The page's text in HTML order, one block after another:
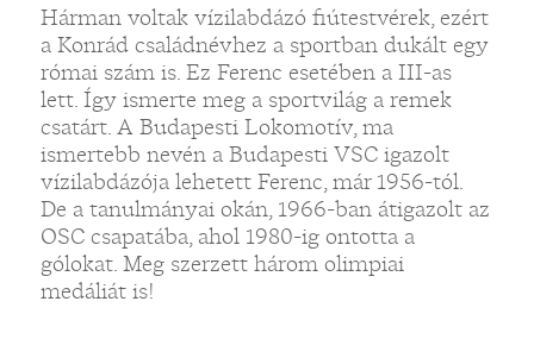
Hárman voltak vízilabdázó fiútestvérek, ezért
a Konrád családnévhez a sportban dukált egy
római szám is. Ez Ferenc esetében a III-as
lett. Így ismerte meg a sportvilág a remek
csatárt. A Budapesti Lokomotív, ma
ismertebb nevén a Budapesti VSC igazolt
vízilabdázója lehetett Ferenc, már 1956-tól.
De a tanulmányai okán, 1966-ban átigazolt az
OSC csapatába, ahol 1980-ig ontotta a
gólokat. Meg szerzett három olimpiai
medáliát is!